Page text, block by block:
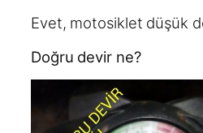
Evet, motosiklet düşük
Doğru devir ne?